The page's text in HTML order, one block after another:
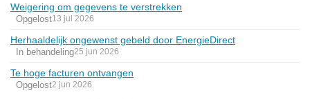
Weigering om gegevens te verstrekken
Opgelost13 jul 2026
Herhaaldelijk ongewenst gebeld door EnergieDirect
In behandeling25 jun 2026
Te hoge facturen ontvangen
Opgelost2 jun 2026